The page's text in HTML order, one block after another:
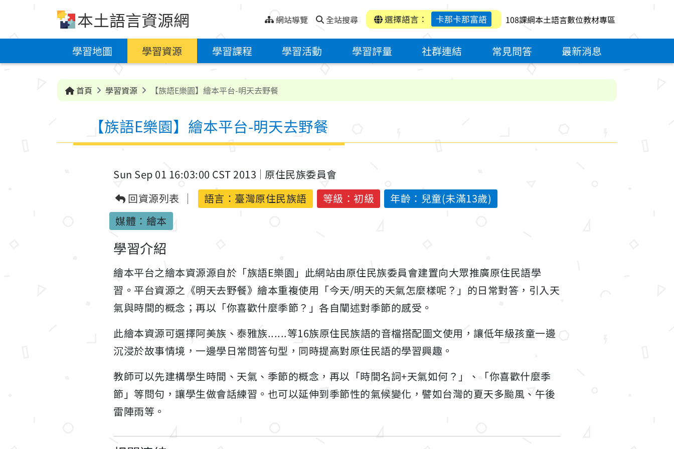
本土語言資源網 網站導覽 全站搜尋 選擇語言： 卡那卡那富語 108課綱本土語言數位教材專區
學習地圖 學習資源 學習課程 學習活動 學習評量 社群連結 常見問答 最新消息
首頁 學習資源 【族語E樂園】繪本平台-明天去野餐
【族語E樂園】繪本平台-明天去野餐
Sun Sep 01 16:03:00 CST 2013
原住民族委員會
回資源列表
語言： 臺灣原住民族語 等級：初級
年齡：兒童(未滿13歲)
媒體：繪本
學習介紹
繪本平台之繪本資源源自於「族語E樂園」此網站由原住民族委員會建置向大眾推廣原住民語學
習。平台資源之《明天去野餐》繪本重複使用「今天/明天的天氣怎麼樣呢？」的日常對答，引入天
氣與時間的概念；再以「你喜歡什麼季節？」各自闡述對季節的感受。
此繪本資源可選擇阿美族、泰雅族......等16族原住民族語的音檔搭配圖文使用，讓低年級孩童一邊
沉浸於故事情境，一邊學日常問答句型，同時提高對原住民語的學習興趣。
教師可以先建構學生時間、天氣、季節的概念，再以「時間名詞+天氣如何？」、「你喜歡什麼季
節」等問句，讓學生做會話練習。也可以延伸到季節性的氣候變化，譬如台灣的夏天多颱風、午後
雷陣雨等。